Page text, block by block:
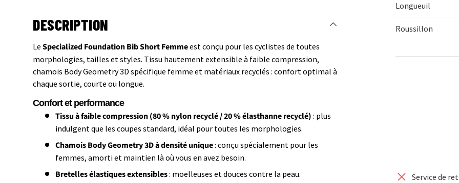
Longueuil
Roussillon
Service de
DESCRIPTION
Le Specialized Foundation Bib Short Femmeest conçu pour les cyclistes de toutes
morphologies, tailles et styles. Tissu hautement extensible à faible compression,
chamois Body Geometry 3D spécifique femme et matériaux recyclés : confort optimal à
chaque sortie, courte ou longue.
Confort et performance
Tissu à faible compression (80 % nylon recyclé / 20 % élasthanne recyclé) : plus
indulgent que les coupes standard, idéal pour toutes les morphologies.
Chamois Body Geometry 3D à densité unique: conçu spécialement pour les
femmes, amorti et maintien là où vous en avez besoin.
Bretelles élastiques extensibles: moelleuses et douces contre la peau.